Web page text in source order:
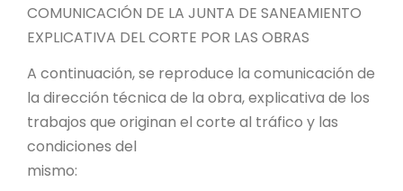
COMUNICACIÓN DE LA JUNTA DE SANEAMIENTO
EXPLICATIVA DEL CORTE POR LAS OBRAS
A continuación, se reproduce la comunicación de
la dirección técnica de la obra, explicativa de los
trabajos que originan el corte al tráfico y las
condiciones del
mismo: